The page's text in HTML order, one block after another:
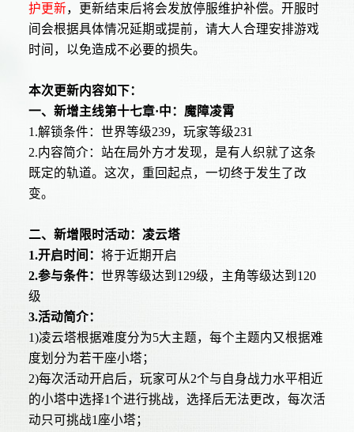
护更新，更新结束后将会发放停服维护补偿。开服时
间会根据具体情况延期或提前，请大人合理安排游戏
时间，以免造成不必要的损失。
本次更新内容如下：
一、新增主线第十七章·中：魔障凌霄
1.解锁条件：世界等级239，玩家等级231
2.内容简介：站在局外方才发现，是有人织就了这条
既定的轨道。这次，重回起点，一切终于发生了改
变。
二、新增限时活动：凌云塔
1.开启时间： 将于近期开启
2.参与条件： 世界等级达到129级，主角等级达到120
级
3.活动简介：
1)凌云塔根据难度分为5大主题，每个主题内又根据难
度划分为若干座小塔；
2)每次活动开启后，玩家可从2个与自身战力水平相近
的小塔中选择1个进行挑战，选择后无法更改，每次活
动只可挑战1座小塔；